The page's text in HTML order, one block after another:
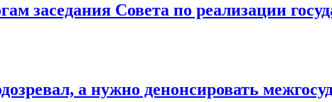
заседания Совета по реализации
а нужно денонсировать